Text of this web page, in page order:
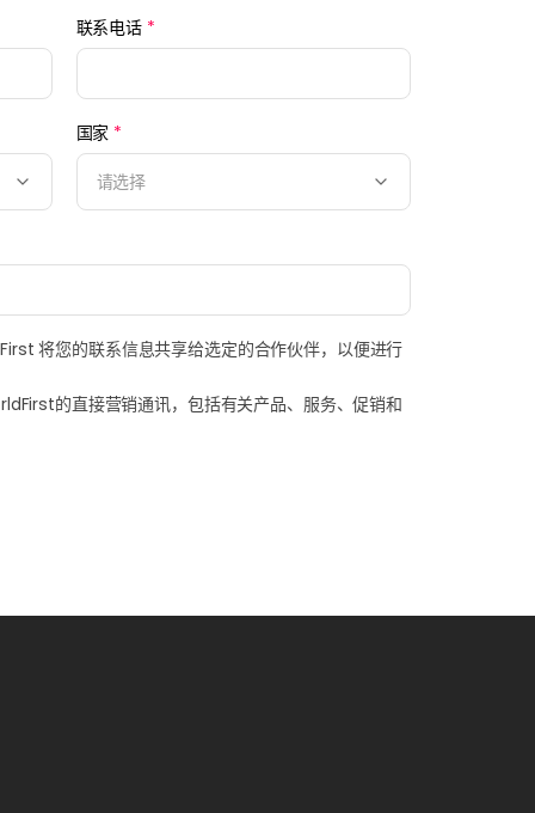
联系电话 *
国家 *
请选择
将您的联系信息共享给选定的合作伙伴，以便进行
的直接营销通讯，包括有关产品、服务、促销和